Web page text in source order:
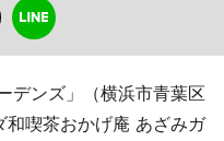
デンズ」（横浜市青葉区
和喫茶おかげ庵 あざみガ